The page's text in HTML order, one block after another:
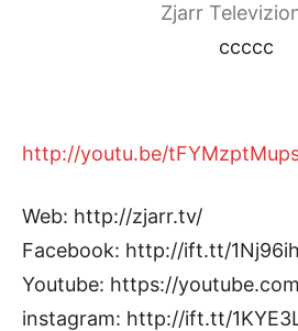
Zjarr
ccccc
http://youtu.be/
Web: http://zjarr.tv/
Facebook: http://ift.tt/1Nj96ih
Youtube: https://
instagram: http://ift.tt/